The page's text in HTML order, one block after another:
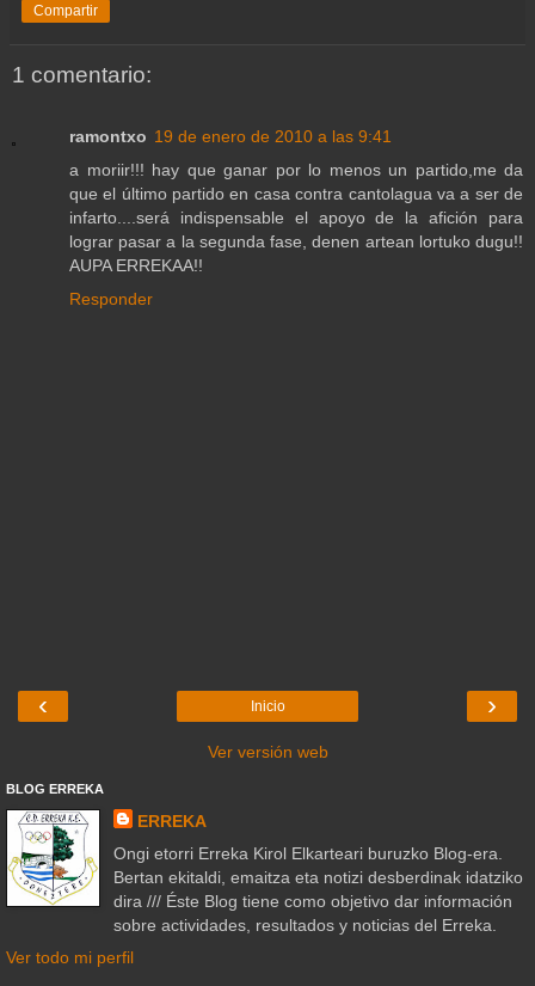
Compartir
1 comentario:
ramontxo 19 de enero de 2010 a las 9:41
a moriir!!! hay que ganar por lo menos un partido,me da
que el último partido en casa contra cantolagua va a ser de
infarto....será indispensable el apoyo de la afición para
lograr pasar a la segunda fase, denen artean lortuko dugu!!
AUPA ERREKAA!!
Responder
‹ ›
Inicio
Ver versión web
BLOG ERREKA
ERREKA
Ongi etorri Erreka Kirol Elkarteari buruzko Blog-era.
Bertan ekitaldi, emaitza eta notizi desberdinak idatziko
dira /// Éste Blog tiene como objetivo dar información
sobre actividades, resultados y noticias del Erreka.
Ver todo mi perfil